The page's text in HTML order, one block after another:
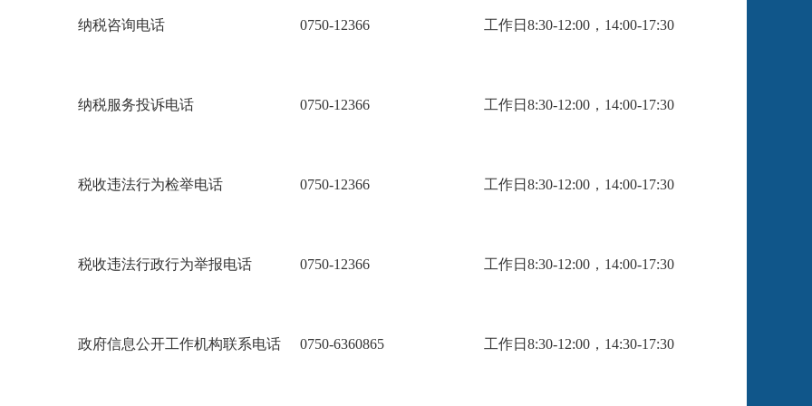
纳税咨询电话 0750-12366 工作日8:30-12:00，14:00-17:30
纳税服务投诉电话 0750-12366 工作日8:30-12:00，14:00-17:30
税收违法行为检举电话 0750-12366 工作日8:30-12:00，14:00-17:30
税收违法行政行为举报电话 0750-12366 工作日8:30-12:00，14:00-17:30
政府信息公开工作机构联系电话 0750-6360865 工作日8:30-12:00，14:30-17:30